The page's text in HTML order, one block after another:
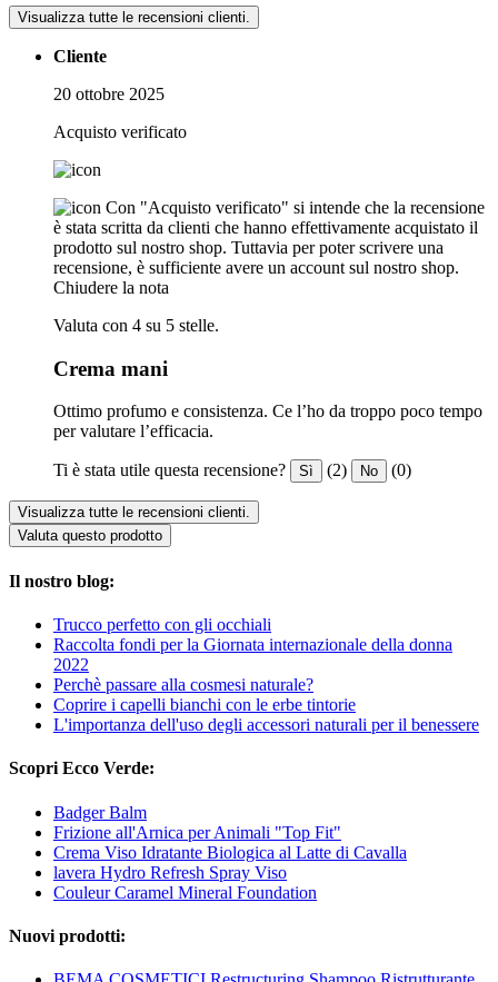
Visualizza tutte le recensioni clienti.
Cliente
20 ottobre 2025
Acquisto verificato
Con "Acquisto verificato" si intende che la recensione
è stata scritta da clienti che hanno effettivamente acquistato il
prodotto sul nostro shop. Tuttavia per poter scrivere una
recensione, è sufficiente avere un account sul nostro shop.
Chiudere la nota
Valuta con 4 su 5 stelle.
Crema mani
Ottimo profumo e consistenza. Ce l’ho da troppo poco tempo
per valutare l’efficacia.
Ti è stata utile questa recensione? Sì (2) No (0)
Visualizza tutte le recensioni clienti.
Valuta questo prodotto
Il nostro blog:
Trucco perfetto con gli occhiali
Raccolta fondi per la Giornata internazionale della donna
2022
Perchè passare alla cosmesi naturale?
Coprire i capelli bianchi con le erbe tintorie
L'importanza dell'uso degli accessori naturali per il benessere
Scopri Ecco Verde:
Badger Balm
Frizione all'Arnica per Animali "Top Fit"
Crema Viso Idratante Biologica al Latte di Cavalla
lavera Hydro Refresh Spray Viso
Couleur Caramel Mineral Foundation
Nuovi prodotti: